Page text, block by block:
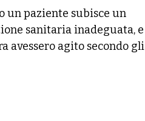
un paziente subisce un
sanitaria inadeguata, e
avessero agito secondo gli